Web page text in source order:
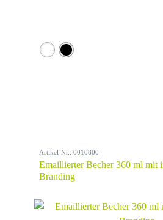
Artikel-Nr.: 0010800
Emaillierter Becher 360 ml mit
Branding